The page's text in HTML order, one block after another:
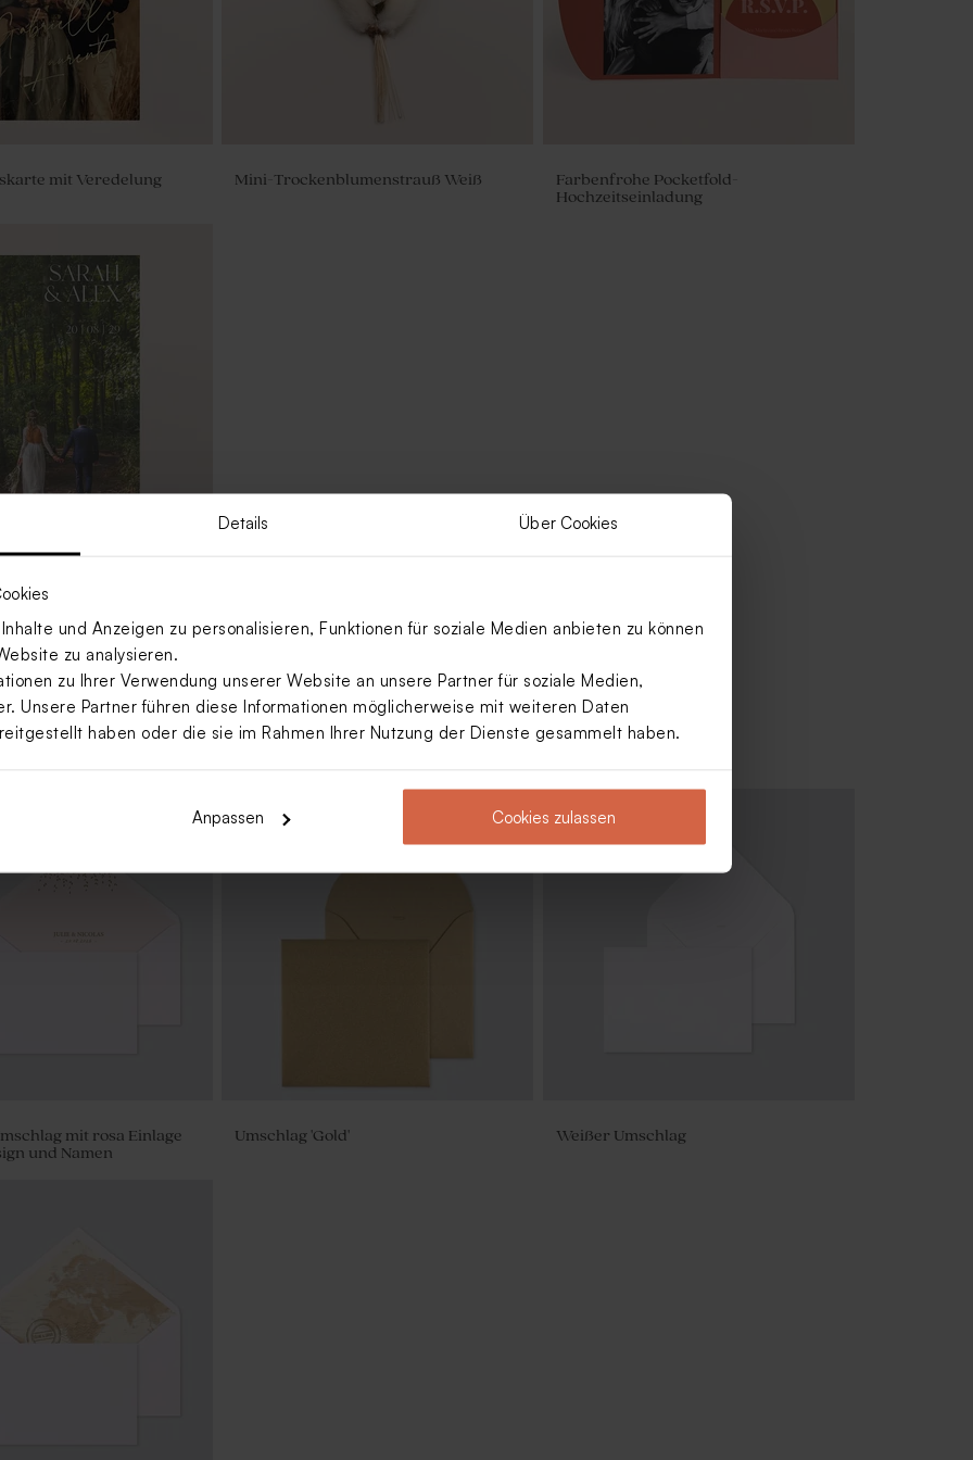
Details Über Cookies
und Anzeigen zu personalisieren, Funktionen für soziale Medien anbieten zu können
zu analysieren.
zu Ihrer Verwendung unserer Website an unsere Partner für soziale Medien,
Unsere Partner führen diese Informationen möglicherweise mit weiteren Daten
haben oder die sie im Rahmen Ihrer Nutzung der Dienste gesammelt haben.
Anpassen Cookies zulassen
mit Veredelung Mini-Trockenblumenstrauß Weiß
Farbenfrohe Pocketfold-
Hochzeitseinladung
mit rosa Einlage
und Namen
Umschlag 'Gold' Weißer Umschlag